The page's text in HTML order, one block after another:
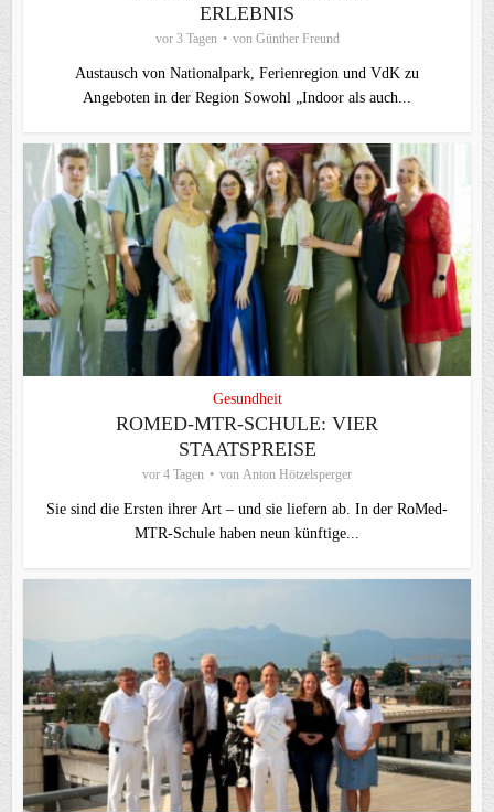
ERLEBNIS
vor 3 Tagen von Günther Freund
Austausch von Nationalpark, Ferienregion und VdK zu
Angeboten in der Region Sowohl „Indoor als auch...
Gesundheit
ROMED-MTR-SCHULE: VIER
STAATSPREISE
vor 4 Tagen von Anton Hötzelsperger
Sie sind die Ersten ihrer Art – und sie liefern ab. In der RoMed-
MTR-Schule haben neun künftige...